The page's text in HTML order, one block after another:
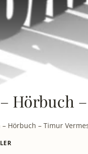
Hörbuch
Hörbuch – Timur